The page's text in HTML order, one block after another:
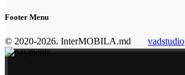
Footer Menu
© 2020-2026. InterMOBILA.md vadstudio